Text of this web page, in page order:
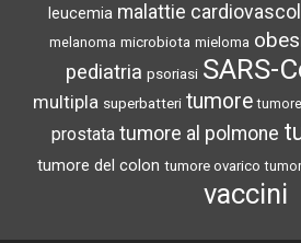
leucemia malattie
melanoma microbiota mieloma
pediatria psoriasi SARS-
multipla superbatteri tumore
prostata tumore al polmone
tumore del colon tumore ovarico
vaccini